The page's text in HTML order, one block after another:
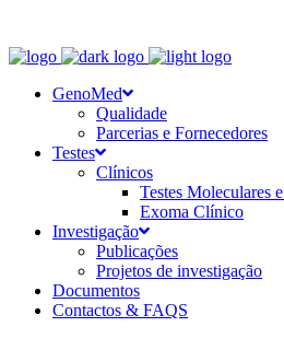
GenoMed
Qualidade
Parcerias e Fornecedores
Testes
Clínicos
Testes Moleculares
Exoma Clínico
Investigação
Publicações
Projetos de investigação
Documentos
Contactos & FAQS